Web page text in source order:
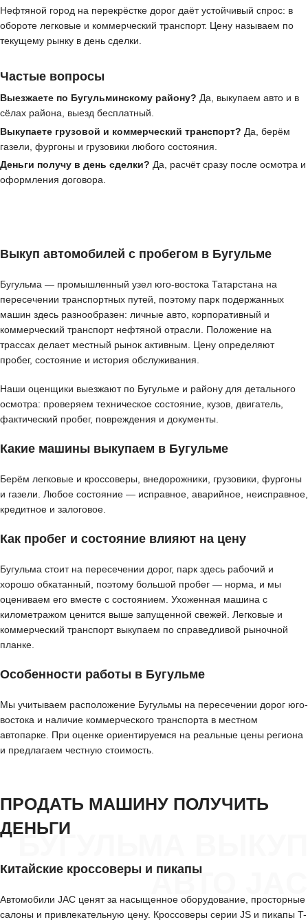
Нефтяной город на перекрёстке дорог даёт устойчивый спрос: в
обороте легковые и коммерческий транспорт. Цену называем по
текущему рынку в день сделки.
Частые вопросы
Выезжаете по Бугульминскому району? Да, выкупаем авто и в
сёлах района, выезд бесплатный.
Выкупаете грузовой и коммерческий транспорт? Да, берём
газели, фургоны и грузовики любого состояния.
Деньги получу в день сделки? Да, расчёт сразу после осмотра и
оформления договора.
Выкуп автомобилей с пробегом в Бугульме
Бугульма — промышленный узел юго-востока Татарстана на
пересечении транспортных путей, поэтому парк подержанных
машин здесь разнообразен: личные авто, корпоративный и
коммерческий транспорт нефтяной отрасли. Положение на
трассах делает местный рынок активным. Цену определяют
пробег, состояние и история обслуживания.
Наши оценщики выезжают по Бугульме и району для детального
осмотра: проверяем техническое состояние, кузов, двигатель,
фактический пробег, повреждения и документы.
Какие машины выкупаем в Бугульме
Берём легковые и кроссоверы, внедорожники, грузовики, фургоны
и газели. Любое состояние — исправное, аварийное, неисправное,
кредитное и залоговое.
Как пробег и состояние влияют на цену
Бугульма стоит на пересечении дорог, парк здесь рабочий и
хорошо обкатанный, поэтому большой пробег — норма, и мы
оцениваем его вместе с состоянием. Ухоженная машина с
километражом ценится выше запущенной свежей. Легковые и
коммерческий транспорт выкупаем по справедливой рыночной
планке.
Особенности работы в Бугульме
Мы учитываем расположение Бугульмы на пересечении дорог юго-
востока и наличие коммерческого транспорта в местном
автопарке. При оценке ориентируемся на реальные цены региона
и предлагаем честную стоимость.
БУГУЛЬМА ВЫКУП
АВТО JAC
ПРОДАТЬ МАШИНУ ПОЛУЧИТЬ
ДЕНЬГИ
Китайские кроссоверы и пикапы
Автомобили JAC ценят за насыщенное оборудование, просторные
салоны и привлекательную цену. Кроссоверы серии JS и пикапы T-